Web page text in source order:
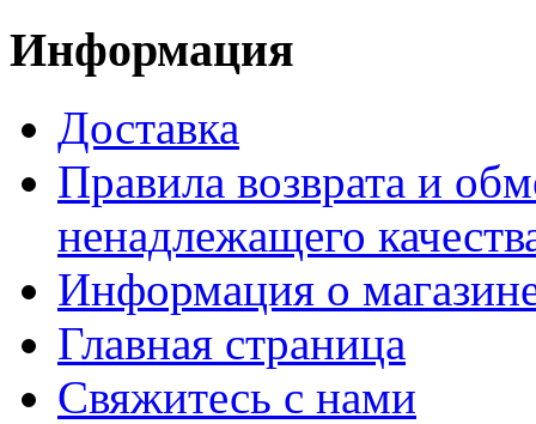
Информация
Доставка
Правила возврата и
ненадлежащего
Информация о
Главная страница
Свяжитесь с нами